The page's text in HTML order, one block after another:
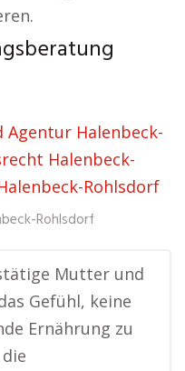
Agentur Halenbeck-
Halenbeck-
Rohlsdorf
Rohlsdorf
Mutter und
Gefühl, keine
Ernährung zu